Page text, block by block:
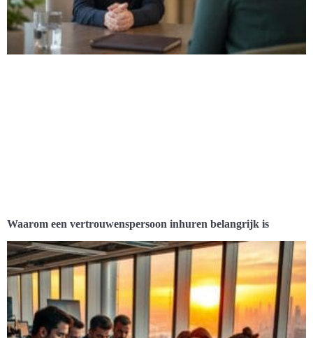
Waarom een vertrouwenspersoon inhuren belangrijk is